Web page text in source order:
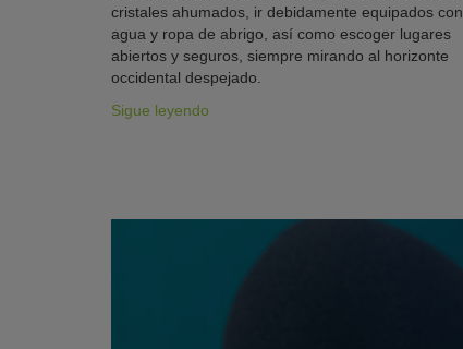
cristales ahumados, ir debidamente equipados con
agua y ropa de abrigo, así como escoger lugares
abiertos y seguros, siempre mirando al horizonte
occidental despejado.
Sigue leyendo